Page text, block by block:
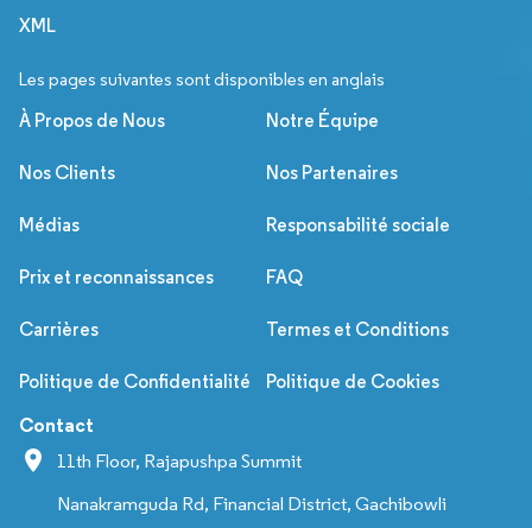
XML
Les pages suivantes sont disponibles en anglais
À Propos de Nous Notre Équipe
Nos Clients Nos Partenaires
Médias Responsabilité sociale
Prix et reconnaissances FAQ
Carrières Termes et Conditions
Politique de Confidentialité Politique de Cookies
Contact
11th Floor, Rajapushpa Summit
Nanakramguda Rd, Financial District, Gachibowli